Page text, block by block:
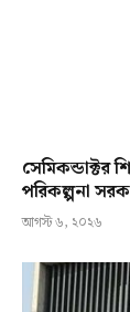
সেমিকন্ডাক্টর
পরিকল্পনা
আগস্ট ৬, ২০২৬